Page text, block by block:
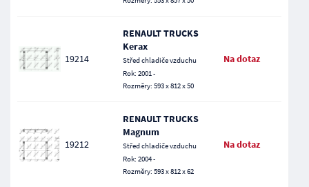
19214
RENAULT TRUCKS
Kerax
Střed chladiče vzduchu
Rok: 2001 -
Rozměry: 593 x 812 x 50
Na dotaz
19212
RENAULT TRUCKS
Magnum
Střed chladiče vzduchu
Rok: 2004 -
Rozměry: 593 x 812 x 62
Na dotaz